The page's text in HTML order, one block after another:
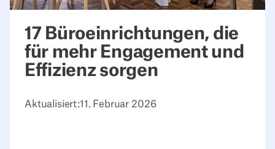
17 Büroeinrichtungen, die
für mehr Engagement und
Effizienz sorgen
Aktualisiert:11. Februar 2026